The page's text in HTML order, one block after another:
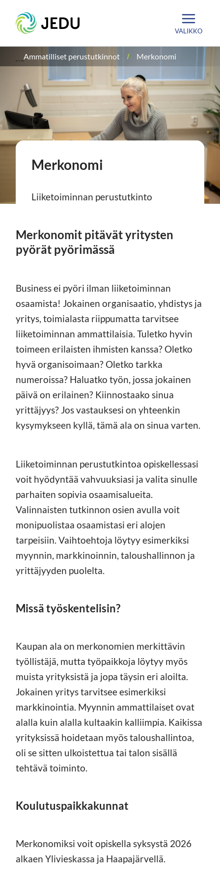
sisältöön
Etusivu
VALIKKO
Ammatilliset perustutkinnot Merkonomi
Merkonomi
Liiketoiminnan perustutkinto
Merkonomit pitävät yritysten
pyörät pyörimässä
Business ei pyöri ilman liiketoiminnan
osaamista! Jokainen organisaatio, yhdistys ja
yritys, toimialasta riippumatta tarvitsee
liiketoiminnan ammattilaisia. Tuletko hyvin
toimeen erilaisten ihmisten kanssa? Oletko
hyvä organisoimaan? Oletko tarkka
numeroissa? Haluatko työn, jossa jokainen
päivä on erilainen? Kiinnostaako sinua
yrittäjyys? Jos vastauksesi on yhteenkin
kysymykseen kyllä, tämä ala on sinua varten.
Liiketoiminnan perustutkintoa opiskellessasi
voit hyödyntää vahvuuksiasi ja valita sinulle
parhaiten sopivia osaamisalueita.
Valinnaisten tutkinnon osien avulla voit
monipuolistaa osaamistasi eri alojen
tarpeisiin. Vaihtoehtoja löytyy esimerkiksi
myynnin, markkinoinnin, taloushallinnon ja
yrittäjyyden puolelta.
Missä työskentelisin?
Kaupan ala on merkonomien merkittävin
työllistäjä, mutta työpaikkoja löytyy myös
muista yrityksistä ja jopa täysin eri aloilta.
Jokainen yritys tarvitsee esimerkiksi
markkinointia. Myynnin ammattilaiset ovat
alalla kuin alalla kultaakin kalliimpia. Kaikissa
yrityksissä hoidetaan myös taloushallintoa,
oli se sitten ulkoistettua tai talon sisällä
tehtävä toiminto.
Koulutuspaikkakunnat
Merkonomiksi voit opiskella syksystä 2026
alkaen Ylivieskassa ja Haapajärvellä.